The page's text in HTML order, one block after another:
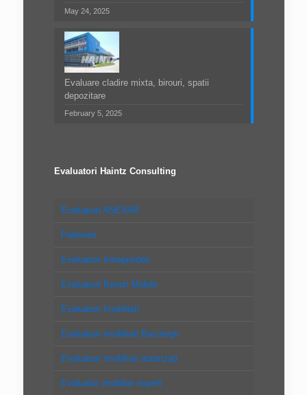
May 24, 2025
Evaluare cladire mixta, birouri, spatii
depozitare
February 5, 2025
Evaluatori Haintz Consulting
Evaluatori ANEVAR
Parteneri
Evaluatori Intreprinderi
Evaluatori Bunuri Mobile
Evaluatori Imobiliari
Evaluatori imobiliari Bucureşti
Evaluatori imobiliari autorizaţi
Evaluator imobiliar expert